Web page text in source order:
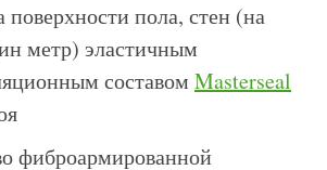
поверхности пола, стен (на
метр) эластичным
составом Masterseal
фиброармированной